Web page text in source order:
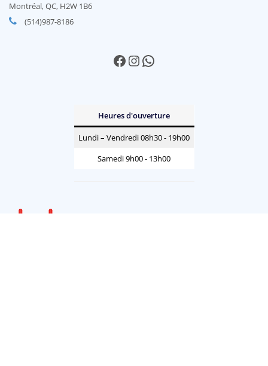
Montréal, QC, H2W 1B6
(514)987-8186
Facebook InstagramWhatsApp
Heures d'ouverture
Lundi – Vendredi 08h30 - 19h00
Samedi 9h00 - 13h00